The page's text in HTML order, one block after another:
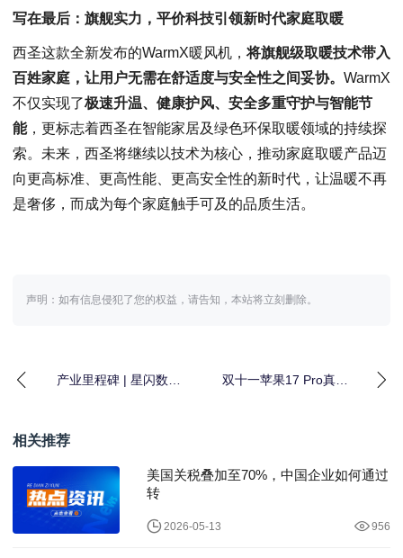
写在最后： 旗舰实力，平价科技引领新时代家庭取暖
西圣这款全新发布的WarmX暖风机，将旗舰级取暖技术带入
百姓家庭，让用户无需在舒适度与安全性之间妥协。 WarmX
不仅实现了极速升温、健康护风、安全多重守护与智能节
能，更标志着西圣在智能家居及绿色环保取暖领域的持续探
索。未来，西圣将继续以技术为核心，推动家庭取暖产品迈
向更高标准、更高性能、更高安全性的新时代，让温暖不再
是奢侈，而成为每个家庭触手可及的品质生活。
声明：如有信息侵犯了您的权益，请告知，本站将立刻删除。
产业里程碑 | 星闪数字
双十一苹果17 Pro真的
相关推荐
美国关税叠加至70%，中国企业如何通过
转
2026-05-13 956